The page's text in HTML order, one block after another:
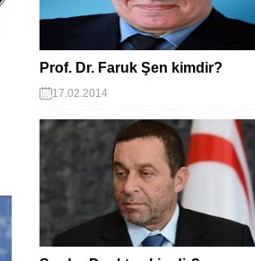
Prof. Dr. Faruk Şen kimdir?
17.02.2014